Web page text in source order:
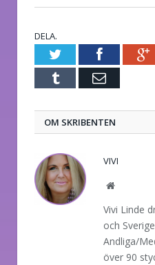
DELA.
TwitterFacebook
Tumblr E-
OM SKRIBENTEN
VIVI
Website
Vivi Linde
och
Andliga/
över 90